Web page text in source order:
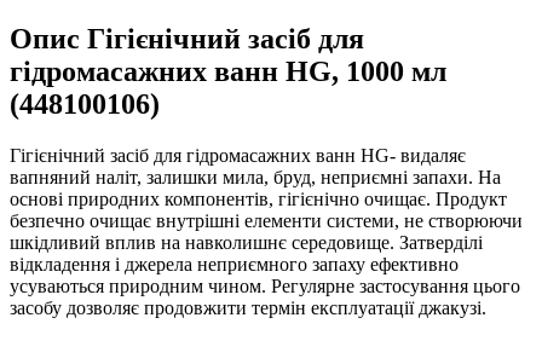
Опис Гігієнічний засіб для
гідромасажних ванн HG, 1000 мл
(448100106)
Гігієнічний засіб для гідромасажних ванн HG- видаляє
вапняний наліт, залишки мила, бруд, неприємні запахи. На
основі природних компонентів, гігієнічно очищає. Продукт
безпечно очищає внутрішні елементи системи, не створюючи
шкідливий вплив на навколишнє середовище. Затверділі
відкладення і джерела неприємного запаху ефективно
усуваються природним чином. Регулярне застосування цього
засобу дозволяє продовжити термін експлуатації джакузі.